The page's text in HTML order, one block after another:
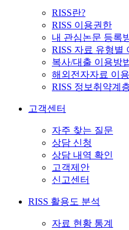
RISS란?
RISS 이용권한
내 관심논문 등록
RISS 자료 유형별
복사/대출 이용방
해외전자자료 이
RISS 정보취약계
고객센터
자주 찾는 질문
상담 신청
상담 내역 확인
고객제안
신고센터
RISS 활용도 분석
자료 현황 통계